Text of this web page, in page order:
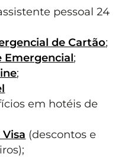
pessoal 24
de Cartão;
Emergencial;
;
em hotéis de
(descontos e